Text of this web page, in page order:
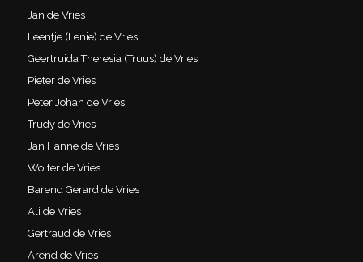
Jan de Vries
Leentje (Lenie) de Vries
Geertruida Theresia (Truus) de Vries
Pieter de Vries
Peter Johan de Vries
Trudy de Vries
Jan Hanne de Vries
Wolter de Vries
Barend Gerard de Vries
Ali de Vries
Gertraud de Vries
Arend de Vries